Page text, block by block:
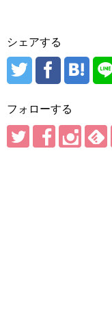
シェアする
フォローする